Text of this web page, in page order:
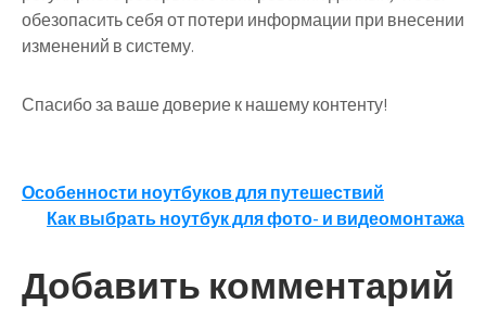
обезопасить себя от потери информации при внесении
изменений в систему.
Спасибо за ваше доверие к нашему контенту!
Навигация
по
записям
Особенности ноутбуков для путешествий
Как выбрать ноутбук для фото- и видеомонтажа
Добавить комментарий